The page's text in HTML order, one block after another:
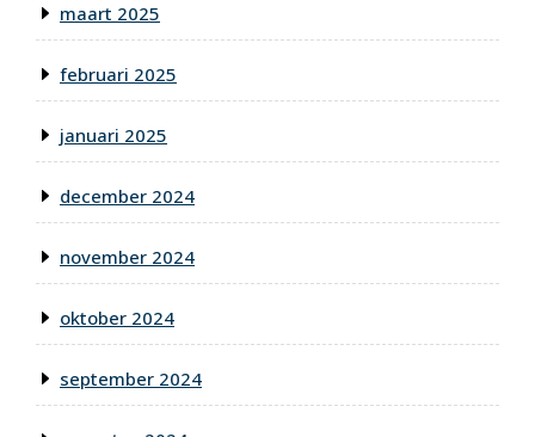
maart 2025
februari 2025
januari 2025
december 2024
november 2024
oktober 2024
september 2024